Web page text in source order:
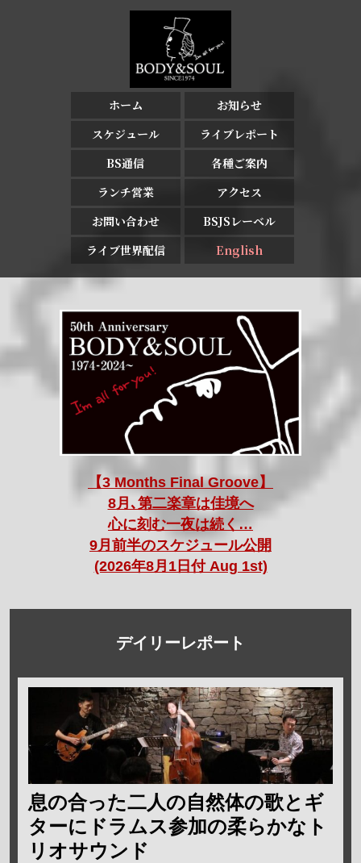
ホーム
お知らせ
スケジュール
ライブレポート
BS通信
各種ご案内
ランチ営業
アクセス
お問い合わせ
BSJSレーベル
ライブ世界配信
English
【3 Months Final Groove】
8月､第二楽章は佳境へ
心に刻む一夜は続く…
9月前半のスケジュール公開
(2026年8月1日付 Aug 1st)
デイリーレポート
息の合った二人の自然体の歌とギ
ターにドラムス参加の柔らかなト
リオサウンド